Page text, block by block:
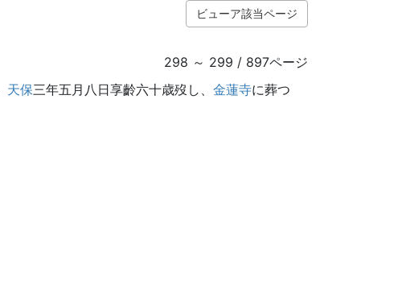
ビューア該当ページ
298 ～ 299 / 897ページ
天保三年五月八日享齡六十歳歿し、 金蓮寺に葬つ